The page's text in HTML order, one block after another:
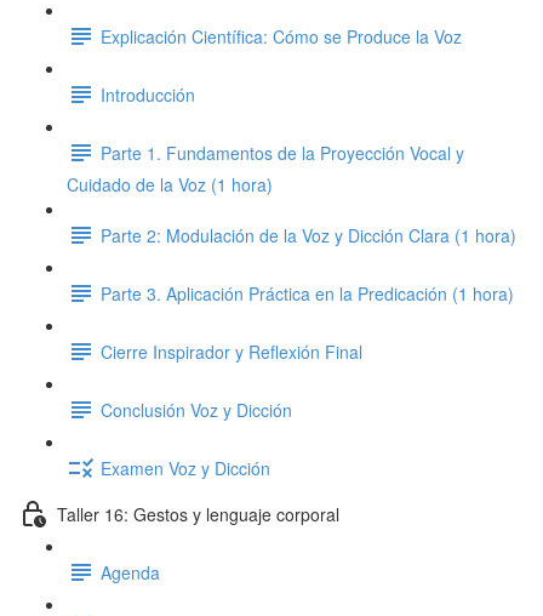
Explicación Científica: Cómo se Produce la Voz
Introducción
Parte 1. Fundamentos de la Proyección Vocal y
Cuidado de la Voz (1 hora)
Parte 2: Modulación de la Voz y Dicción Clara (1 hora)
Parte 3. Aplicación Práctica en la Predicación (1 hora)
Cierre Inspirador y Reflexión Final
Conclusión Voz y Dicción
Examen Voz y Dicción
Taller 16: Gestos y lenguaje corporal
Agenda